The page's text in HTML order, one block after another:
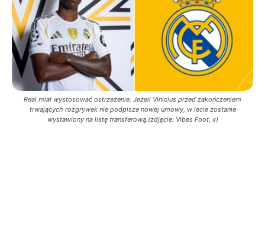
Real miał wystosować ostrzeżenie. Jeżeli Vinicius przed zakończeniem
trwających rozgrywek nie podpisze nowej umowy, w lecie zostanie
wystawiony na listę transferową.(zdjęcie: Vibes Foot, x)